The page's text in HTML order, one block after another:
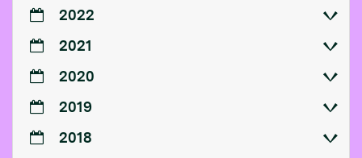
2022
2021
2020
2019
2018